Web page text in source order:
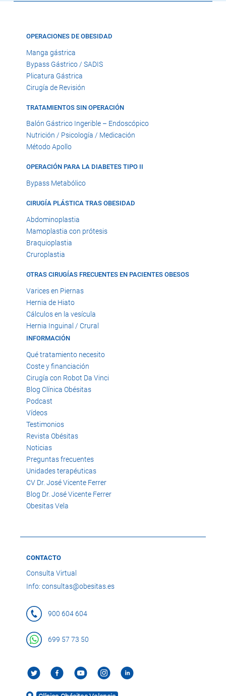
OPERACIONES DE OBESIDAD
Manga gástrica
Bypass Gástrico / SADIS
Plicatura Gástrica
Cirugía de Revisión
TRATAMIENTOS SIN OPERACIÓN
Balón Gástrico Ingerible – Endoscópico
Nutrición / Psicología / Medicación
Método Apollo
OPERACIÓN PARA LA DIABETES TIPO II
Bypass Metabólico
CIRUGÍA PLÁSTICA TRAS OBESIDAD
Abdominoplastia
Mamoplastia con prótesis
Braquioplastia
Cruroplastia
OTRAS CIRUGÍAS FRECUENTES EN PACIENTES OBESOS
Varices en Piernas
Hernia de Hiato
Cálculos en la vesícula
Hernia Inguinal / Crural
INFORMACIÓN
Qué tratamiento necesito
Coste y financiación
Cirugía con Robot Da Vinci
Blog Clínica Obésitas
Podcast
Vídeos
Testimonios
Revista Obésitas
Noticias
Preguntas frecuentes
Unidades terapéuticas
CV Dr. José Vicente Ferrer
Blog Dr. José Vicente Ferrer
Obesitas Vela
CONTACTO
Consulta Virtual
Info: consultas@obesitas.es
900 604 604
699 57 73 50